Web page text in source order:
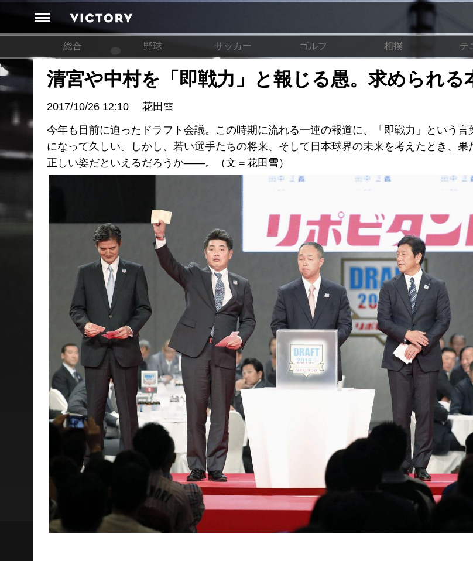
総合 野球 サッカー ゴルフ 相撲 テ
清宮や中村を「即戦力」と報じる愚。求められる
2017/10/26 12:10
花田雪
今年も目前に迫ったドラフト会議。この時期に流れる一連の報道に、「即戦力」という言
になって久しい。しかし、若い選手たちの将来、そして日本球界の未来を考えたとき、果
正しい姿だといえるだろうか――。（文＝花田雪）